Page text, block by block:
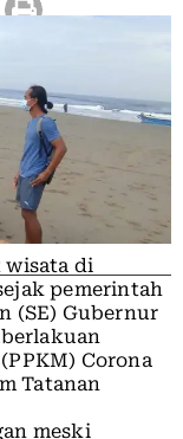
wisata di
pemerintah
(SE) Gubernur
Corona
Tatanan
meski